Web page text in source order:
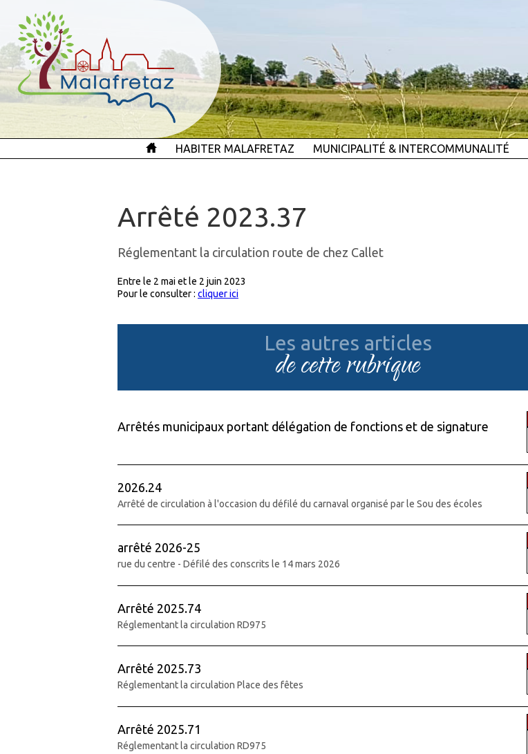
HABITER MALAFRETAZ MUNICIPALITÉ & INTERCOMMUNALITÉ
Arrêté 2023.37
Réglementant la circulation route de chez Callet
Entre le 2 mai et le 2 juin 2023
Pour le consulter : cliquer ici
Les autres articles
de cette rubrique
Arrêtés municipaux portant délégation de fonctions et de signature
2026.24
Arrêté de circulation à l'occasion du défilé du carnaval organisé par le Sou des écoles
arrêté 2026-25
rue du centre - Défilé des conscrits le 14 mars 2026
Arrêté 2025.74
Réglementant la circulation RD975
Arrêté 2025.73
Réglementant la circulation Place des fêtes
Arrêté 2025.71
Réglementant la circulation RD975